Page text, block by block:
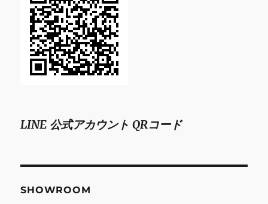
LINE 公式アカウント QRコード
SHOWROOM